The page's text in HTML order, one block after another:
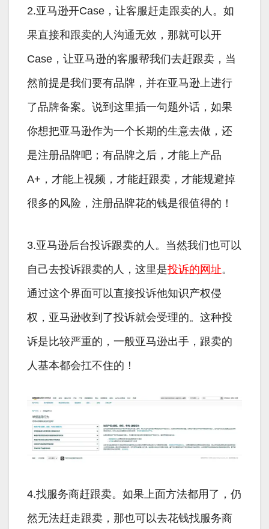
2.亚马逊开Case，让客服赶走跟卖的人。如
果直接和跟卖的人沟通无效，那就可以开
Case，让亚马逊的客服帮我们去赶跟卖，当
然前提是我们要有品牌，并在亚马逊上进行
了品牌备案。说到这里插一句题外话，如果
你想把亚马逊作为一个长期的生意去做，还
是注册品牌吧；有品牌之后，才能上产品
A+，才能上视频，才能赶跟卖，才能规避掉
很多的风险，注册品牌花的钱是很值得的！
3.亚马逊后台投诉跟卖的人。当然我们也可以
自己去投诉跟卖的人，这里是投诉的网址。
通过这个界面可以直接投诉他知识产权侵
权，亚马逊收到了投诉就会受理的。这种投
诉是比较严重的，一般亚马逊出手，跟卖的
人基本都会扛不住的！
4.找服务商赶跟卖。如果上面方法都用了，仍
然无法赶走跟卖，那也可以去花钱找服务商